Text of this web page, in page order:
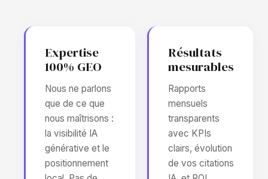
Expertise
100% GEO
Nous ne parlons
que de ce que
nous maîtrisons :
la visibilité IA
générative et le
positionnement
Résultats
mesurables
Rapports
mensuels
transparents
avec KPIs
clairs, évolution
de vos citations